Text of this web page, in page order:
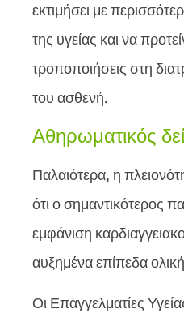
εκτιμήσει με
της υγείας και να
τροποποιήσεις στη
του ασθενή.
Αθηρωματικός
Παλαιότερα, η
ότι ο σημαντικότερος
εμφάνιση
αυξημένα επίπεδα
Οι Επαγγελματίες